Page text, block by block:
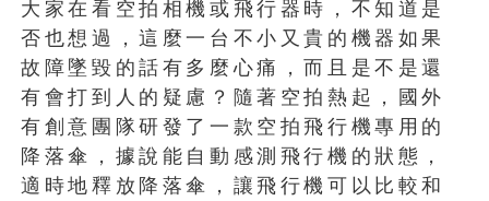
大家在看空拍相機或飛行器時，不知道是
否也想過，這麼一台不小又貴的機器如果
故障墜毀的話有多麼心痛，而且是不是還
有會打到人的疑慮？隨著空拍熱起，國外
有創意團隊研發了一款空拍飛行機專用的
降落傘，據說能自動感測飛行機的狀態，
適時地釋放降落傘，讓飛行機可以比較和